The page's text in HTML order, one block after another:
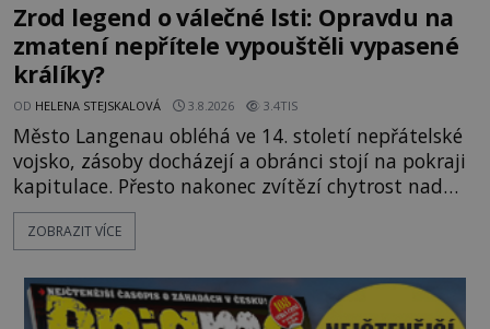
Zrod legend o válečné lsti: Opravdu na
zmatení nepřítele vypouštěli vypasené
králíky?
OD HELENA STEJSKALOVÁ 3.8.2026 3.4TIS
Město Langenau obléhá ve 14. století nepřátelské
vojsko, zásoby docházejí a obránci stojí na pokraji
kapitulace. Přesto nakonec zvítězí chytrost nad
hrubou silou. Podle staré německé legendy vypustí
obyvatelé za hradby dobře živeného králíka, aby
dost. Čas pracuje pro obléhatele. Ve městě ubývají
zásoby a každý den znamená další porci strádá
ZOBRAZIT VÍCE